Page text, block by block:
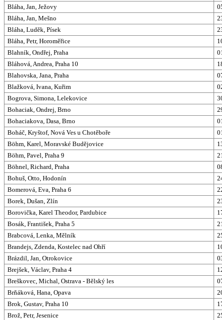
Bláha, Jan, Ježovy
Bláha, Jan, Mešno
Bláha, Luděk, Písek
Bláha, Petr, Horoměřice
Blahník, Ondřej, Praha
Bláhová, Andrea, Praha 10
Blahovska, Jana, Praha
Blažková, Ivana, Kuřim
Bogrova, Simona, Lelekovice
Bohaciak, Ondrej, Brno
Bohaciakova, Dasa, Brno
Boháč, Kryštof, Nová Ves u Chotěboře
Böhm, Karel, Moravské Budějovice
Böhm, Pavel, Praha 9
Böhnel, Richard, Praha
Bohuš, Otto, Hodonín
Bomerová, Eva, Praha 6
Borek, Dušan, Zlín
Borovička, Karel Theodor, Pardubice
Bosák, František, Praha 5
Brabcová, Lenka, Mělník
Brandejs, Zdenda, Kostelec nad Ohří
Brázdil, Jan, Otrokovice
Brejšek, Václav, Praha 4
Breškovec, Michal, Ostrava - Bělský les
Brňáková, Hana, Opava
Brok, Gustav, Praha 10
Brož, Petr, Jesenice